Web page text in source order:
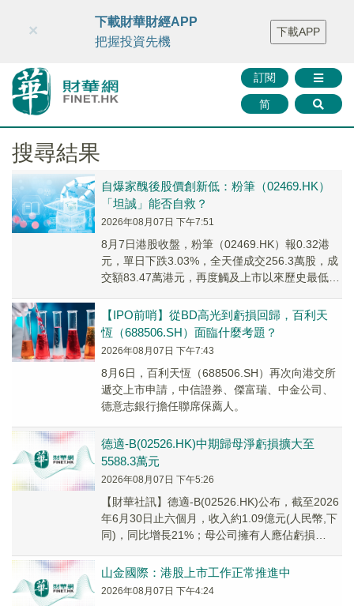
財華智庫網 FINTV FINMETA 財華證券 媒體矩陣
智庫沙龍
聯絡我們
訂閱
简
×
下載財華財經APP
把握投資先機
下載APP
搜尋結果
自爆家醜後股價創新低：粉筆（02469.HK）
「坦誠」能否自救？
2026年08月07日 下午7:51
8月7日港股收盤，粉筆（02469.HK）報0.32港
元，單日下跌3.03%，全天僅成交256.3萬股，成
交額83.47萬港元，再度觸及上市以來歷史最低價
【IPO前哨】從BD高光到虧損回歸，百利天
恆（688506.SH）面臨什麼考題？
2026年08月07日 下午7:43
8月6日，百利天恆（688506.SH）再次向港交所
遞交上市申請，中信證券、傑富瑞、中金公司、
德意志銀行擔任聯席保薦人。
德適-B(02526.HK)中期歸母淨虧損擴大至
5588.3萬元
2026年08月07日 下午5:26
【財華社訊】德適-B(02526.HK)公布，截至2026
年6月30日止六個月，收入約1.09億元(人民幣,下
同)，同比增長21%；母公司擁有人應佔虧損
山金國際：港股上市工作正常推進中
2026年08月07日 下午4:24